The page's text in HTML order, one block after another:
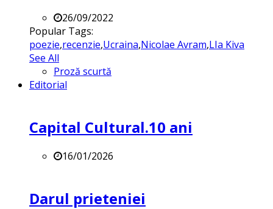
26/09/2022
Popular Tags:
poezie,recenzie,Ucraina,Nicolae Avram,LIa Kiva
See All
Proză scurtă
Editorial
Capital Cultural.10 ani
16/01/2026
Darul prieteniei